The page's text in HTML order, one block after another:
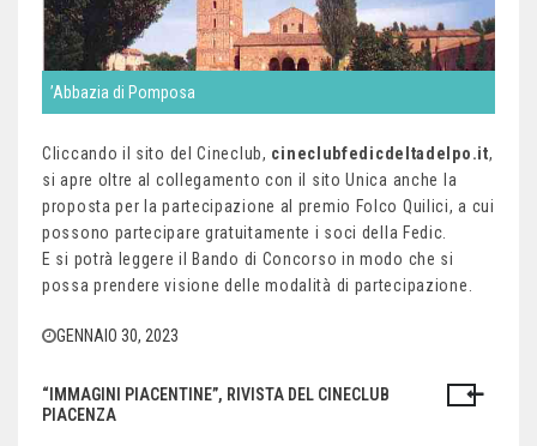
’Abbazia di Pomposa
Cliccando il sito del Cineclub, cineclubfedicdeltadelpo.it,
si apre oltre al collegamento con il sito Unica anche la
proposta per la partecipazione al premio Folco Quilici, a cui
possono partecipare gratuitamente i soci della Fedic.
E si potrà leggere il Bando di Concorso in modo che si
possa prendere visione delle modalità di partecipazione.
GENNAIO 30, 2023
Navigazione
“IMMAGINI PIACENTINE”, RIVISTA DEL CINECLUB
PIACENZA